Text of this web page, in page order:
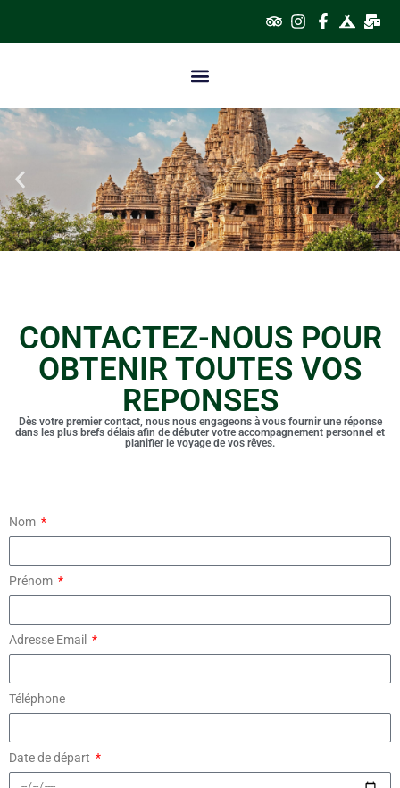
CONTACTEZ-NOUS POUR
OBTENIR TOUTES VOS
REPONSES
Dès votre premier contact, nous nous engageons à vous fournir une réponse
dans les plus brefs délais afin de débuter votre accompagnement personnel et
planifier le voyage de vos rêves.
Nom
Prénom
Adresse Email
Téléphone
Date de départ